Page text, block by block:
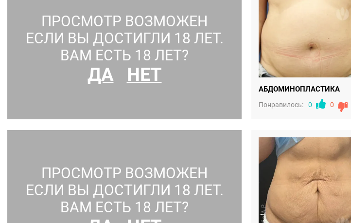
ПРОСМОТР ВОЗМОЖЕН
ЕСЛИ ВЫ ДОСТИГЛИ 18 ЛЕТ.
ВАМ ЕСТЬ 18 ЛЕТ?
ДА НЕТ
АБДОМИНОПЛАСТИКА
Понравилось: 0 0
ПРОСМОТР ВОЗМОЖЕН
ЕСЛИ ВЫ ДОСТИГЛИ 18 ЛЕТ.
ВАМ ЕСТЬ 18 ЛЕТ?